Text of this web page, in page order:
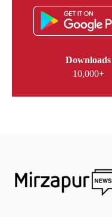
Downloads
10,000+